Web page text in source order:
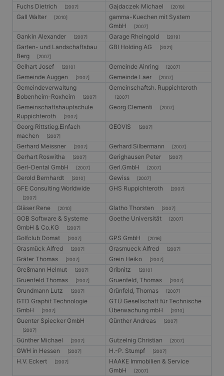
Fuchs Dietrich [2007] Gajdaczek Michael [2019]
Gall Walter [2010]
gamma-Kuechen mit System
GmbH
[2007]
Gankin Alexander [2007] Garage Rheingold [2019]
Garten- und Landschaftsbau
Berg
[2007]
GBI Holding AG [2021]
Gelhart Josef [2010] Gemeinde Ainring [2007]
Gemeinde Auggen [2007] Gemeinde Laer [2007]
Gemeindeverwaltung
Bobenheim-Roxheim
[2007]
Gemeinschaftsh. Ruppichteroth
[2007]
Gemeinschaftshauptschule
Ruppichteroth
[2007]
Georg Clementi [2007]
Georg Rittstieg.Einfach
machen
[2007]
GEOVIS [2007]
Gerhard Meissner [2007] Gerhard Silbermann [2007]
Gerhart Roswitha [2007] Gerighausen Peter [2007]
Gerl-Dental GmbH [2007] Gerl.GmbH [2007]
Gerold Bernhardt [2010] Gewiss [2007]
GFE Consulting Worldwide
[2007]
GHS Ruppichteroth [2007]
Gläser Rene [2010] Glatho Thorsten [2007]
GOB Software & Systeme
GmbH & Co.KG
[2007]
Goethe Universität [2007]
Golfclub Domat [2007] GPS GmbH [2016]
Grasmück Alfred [2007] Grasmueck Alfred [2007]
Gräter Thomas [2007] Grein Heiko [2007]
Greßmann Helmut [2007] Gribnitz [2010]
Gruenfeld Thomas [2007] Gruenfeld, Thomas [2007]
Grundmann Lutz [2007] Grünfeld, Thomas [2007]
GTD Graphit Technologie
GmbH
[2007]
GTÜ Gesellschaft für Technische
Überwachung mbH
[2010]
Guenter Spiecker GmbH
[2007]
Günther Andreas [2007]
Günther Michael [2007] Gutzelnig Christian [2007]
GWH in Hessen [2007] H.-P. Stumpf [2007]
H.V. Eckert [2007]
HAAKE Immobilien & Service
GmbH
[2007]